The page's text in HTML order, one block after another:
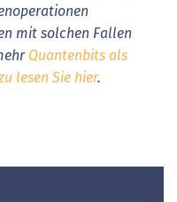
mit solchen Fallen
Quantenbits als
lesen Sie hier.